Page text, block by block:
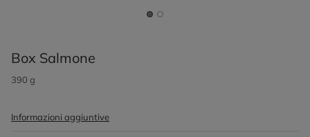
Box Salmone
390 g
Informazioni aggiuntive